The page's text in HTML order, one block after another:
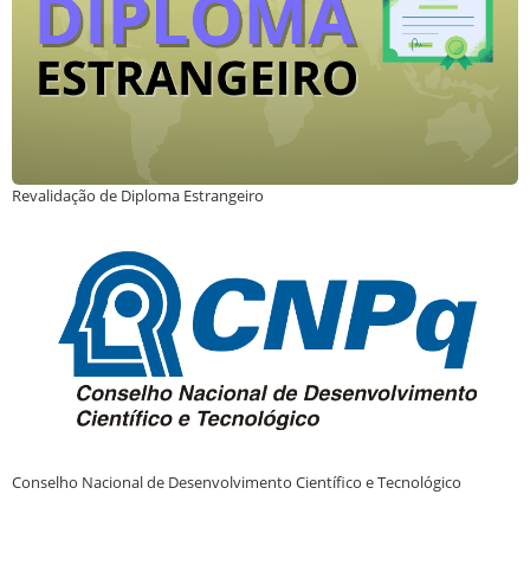
Revalidação de Diploma Estrangeiro
Conselho Nacional de Desenvolvimento Científico e Tecnológico